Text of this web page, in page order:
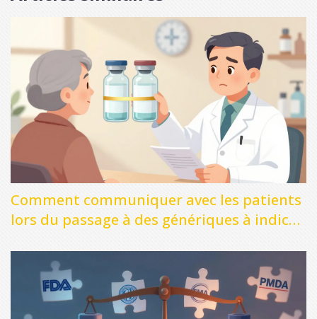
Comment communiquer avec les patients
lors du passage à des génériques à indice